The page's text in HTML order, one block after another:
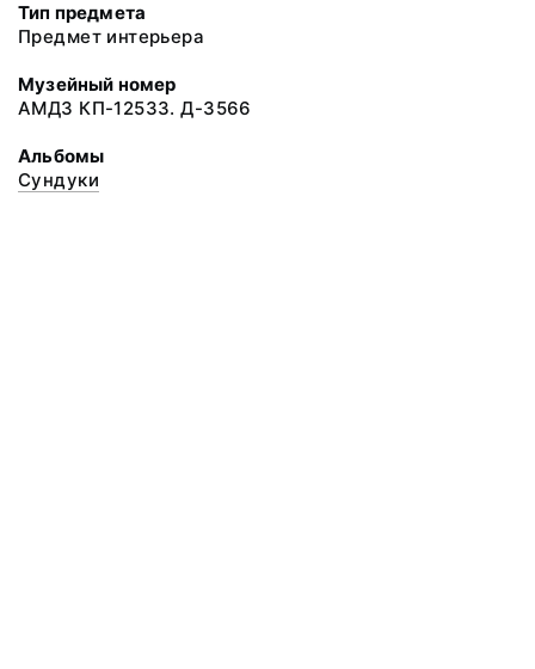
Тип предмета
Предмет интерьера
Музейный номер
АМДЗ КП-12533. Д-3566
Альбомы
Сундуки